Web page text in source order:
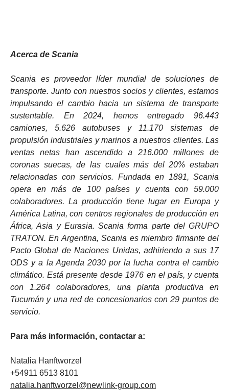
Acerca de Scania
Scania es proveedor líder mundial de soluciones de
transporte. Junto con nuestros socios y clientes, estamos
impulsando el cambio hacia un sistema de transporte
sustentable. En 2024, hemos entregado 96.443
camiones, 5.626 autobuses y 11.170 sistemas de
propulsión industriales y marinos a nuestros clientes. Las
ventas netas han ascendido a 216.000 millones de
coronas suecas, de las cuales más del 20% estaban
relacionadas con servicios. Fundada en 1891, Scania
opera en más de 100 países y cuenta con 59.000
colaboradores. La producción tiene lugar en Europa y
América Latina, con centros regionales de producción en
África, Asia y Eurasia. Scania forma parte del GRUPO
TRATON. En Argentina, Scania es miembro firmante del
Pacto Global de Naciones Unidas, adhiriendo a sus 17
ODS y a la Agenda 2030 por la lucha contra el cambio
climático. Está presente desde 1976 en el país, y cuenta
con 1.264 colaboradores, una planta productiva en
Tucumán y una red de concesionarios con 29 puntos de
servicio.
Para más información, contactar a:
Natalia Hanftworzel
+54911 6513 8101
natalia.hanftworzel@newlink-group.com